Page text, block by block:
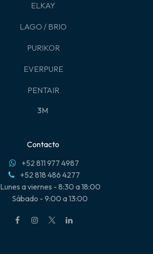
ELKAY
LAGO / BRIO
PURIKOR
EVERPURE
PENTAIR
3M
Contacto
+52 811 977 4987
+52 818 486 4277
Lunes a viernes - 8:30 a 18:00
Sábado - 9:00 a 13:00